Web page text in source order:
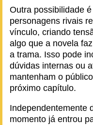
Outra possibilidade
personagens rivais
vínculo, criando
algo que a novela
a trama. Isso pode
dúvidas internas ou
mantenham o
próximo capítulo.
Independentemente
momento já entrou